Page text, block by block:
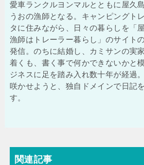
愛車ランクルヨンマルとともに屋久
うおの漁師となる。キャンピングト
タに住みながら、日々の暮らしを「
漁師はトレーラー暮らし」のサイト
発信。のちに結婚し、カミサンの実
着くも、書く事で何かできないかと
ジネスに足を踏み入れ数十年が経過
咲かせようと、独自ドメインで日記
す。
関連記事